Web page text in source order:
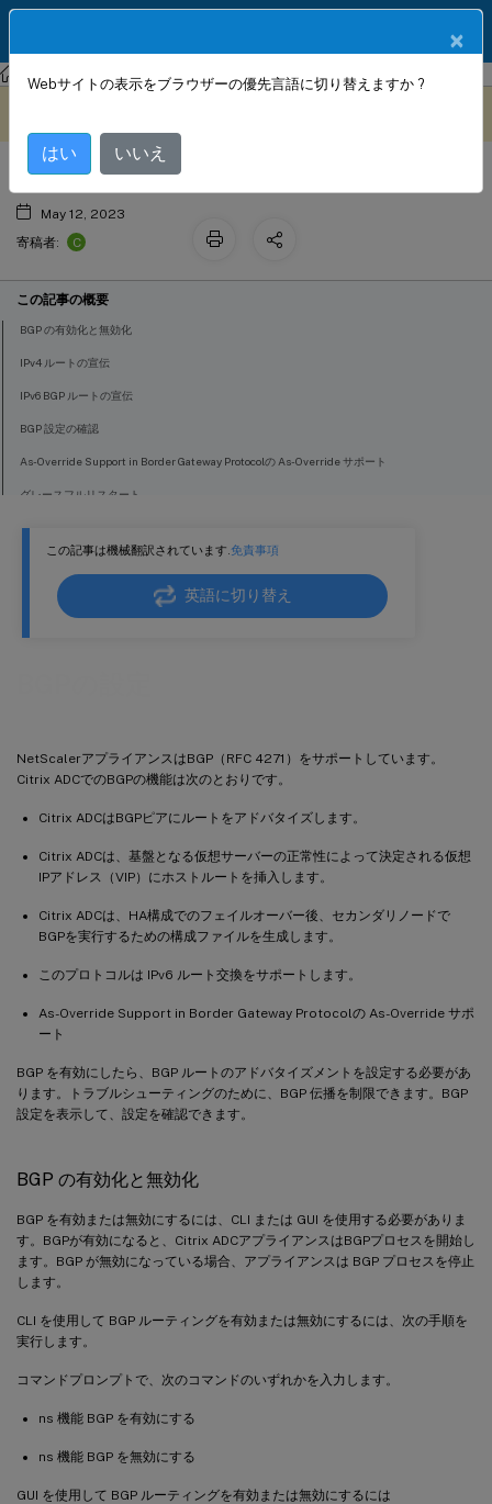
NetScaler NetScaler 14.1 ネットワーク
この記事は機械翻訳されています.免責事項
英語に切り替え
NetScalerアプライアンスはBGP（RFC 4271）をサポートしています。
Citrix ADCでのBGPの機能は次のとおりです。
Citrix ADCはBGPピアにルートをアドバタイズします。
Citrix ADCは、基盤となる仮想サーバーの正常性によって決定される仮想
IPアドレス（VIP）にホストルートを挿入します。
Citrix ADCは、HA構成でのフェイルオーバー後、セカンダリノードで
BGPを実行するための構成ファイルを生成します。
このプロトコルは IPv6 ルート交換をサポートします。
As-Override Support in Border Gateway Protocolの As-Override サポ
ート
BGP を有効にしたら、BGP ルートのアドバタイズメントを設定する必要があ
ります。トラブルシューティングのために、BGP 伝播を制限できます。BGP
設定を表示して、設定を確認できます。
BGP の有効化と無効化
BGP を有効または無効にするには、CLI または GUI を使用する必要がありま
す。BGPが有効になると、Citrix ADCアプライアンスはBGPプロセスを開始し
ます。BGP が無効になっている場合、アプライアンスは BGP プロセスを停止
します。
CLI を使用して BGP ルーティングを有効または無効にするには、次の手順を
実行します。
コマンドプロンプトで、次のコマンドのいずれかを入力します。
ns 機能 BGP を有効にする
ns 機能 BGP を無効にする
GUI を使用して BGP ルーティングを有効または無効にするには
BGPの設定
May 12, 2023
寄稿者:
C
この記事の概要
BGP の有効化と無効化
IPv4 ルートの宣伝
IPv6 BGP ルートの宣伝
BGP 設定の確認
As-Override Support in Border Gateway Protocolの As-Override サポート
グレースフルリスタート
IPv4 BGP 用の MD5 認証の設定
4 バイト BGP ASN を asplain および asdot 形式で設定する
×
Webサイトの表示をブラウザーの優先言語に切り替えますか ?
はい いいえ